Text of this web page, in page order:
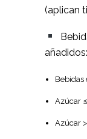
(aplican
añadidos:
Bebidas
Azúcar
Azúcar